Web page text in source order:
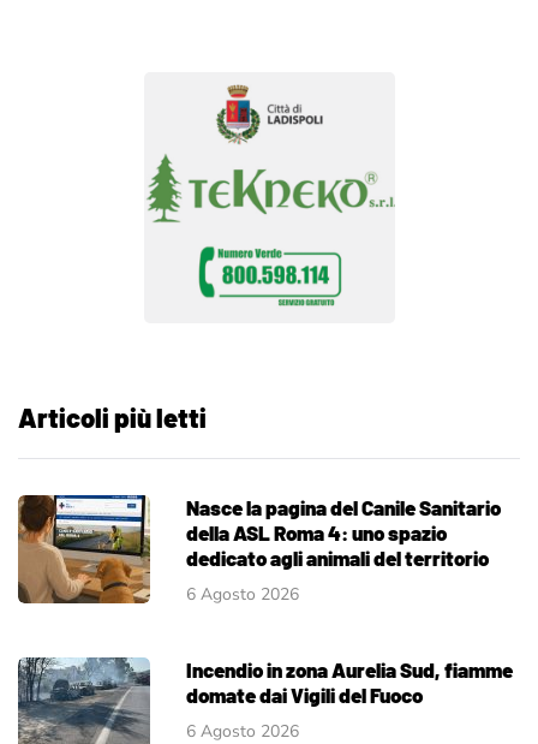
Articoli più letti
Nasce la pagina del Canile Sanitario
della ASL Roma 4: uno spazio
dedicato agli animali del territorio
6 Agosto 2026
Incendio in zona Aurelia Sud, fiamme
domate dai Vigili del Fuoco
6 Agosto 2026